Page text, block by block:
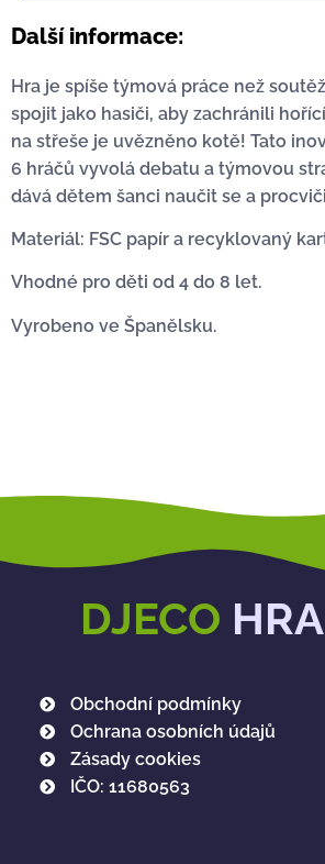
Další informace:
Hra je spíše týmová práce než
spojit jako hasiči, aby zachránili
na střeše je uvězněno kotě! Tato
6 hráčů vyvolá debatu a týmovou
dává dětem šanci naučit se a
Materiál: FSC papír a recyklovaný
Vhodné pro děti od 4 do 8 let.
Vyrobeno ve Španělsku.
DJECO
Obchodní podmínky
Ochrana osobních údajů
Zásady cookies
IČO: 11680563